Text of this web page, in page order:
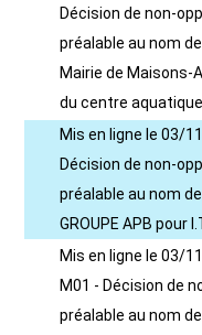
Décision de non-
préalable au nom
Mairie de Maisons-
du centre
Mis en ligne le 03/
Décision de non-
préalable au nom
GROUPE APB pour
Mis en ligne le 03/
M01 - Décision de
préalable au nom